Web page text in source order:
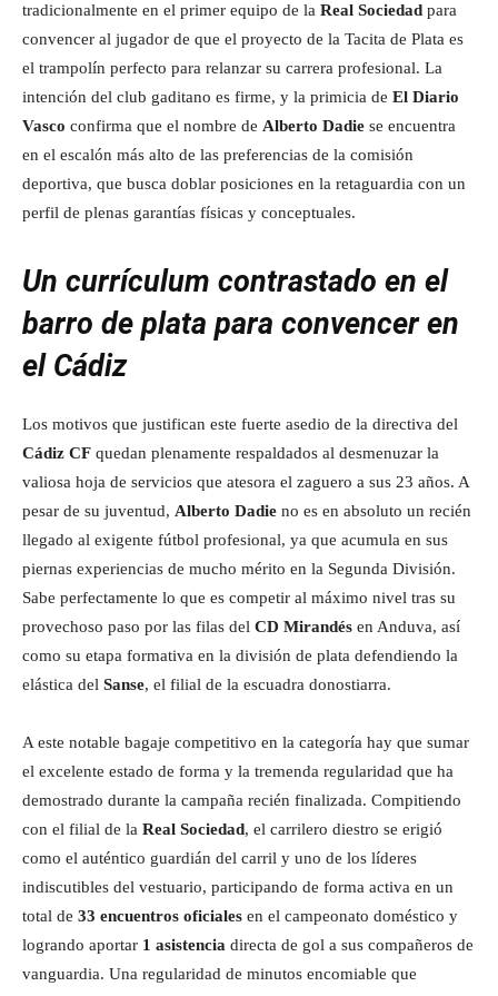
tradicionalmente en el primer equipo de la Real Sociedad para
convencer al jugador de que el proyecto de la Tacita de Plata es
el trampolín perfecto para relanzar su carrera profesional. La
intención del club gaditano es firme, y la primicia de El Diario
Vasco confirma que el nombre de Alberto Dadie se encuentra
en el escalón más alto de las preferencias de la comisión
deportiva, que busca doblar posiciones en la retaguardia con un
perfil de plenas garantías físicas y conceptuales.
Un currículum contrastado en el
barro de plata para convencer en
el Cádiz
Los motivos que justifican este fuerte asedio de la directiva del
Cádiz CF quedan plenamente respaldados al desmenuzar la
valiosa hoja de servicios que atesora el zaguero a sus 23 años. A
pesar de su juventud, Alberto Dadie no es en absoluto un recién
llegado al exigente fútbol profesional, ya que acumula en sus
piernas experiencias de mucho mérito en la Segunda División.
Sabe perfectamente lo que es competir al máximo nivel tras su
provechoso paso por las filas del CD Mirandés en Anduva, así
como su etapa formativa en la división de plata defendiendo la
elástica del Sanse, el filial de la escuadra donostiarra.
A este notable bagaje competitivo en la categoría hay que sumar
el excelente estado de forma y la tremenda regularidad que ha
demostrado durante la campaña recién finalizada. Compitiendo
con el filial de la Real Sociedad, el carrilero diestro se erigió
como el auténtico guardián del carril y uno de los líderes
indiscutibles del vestuario, participando de forma activa en un
total de 33 encuentros oficiales en el campeonato doméstico y
logrando aportar 1 asistencia directa de gol a sus compañeros de
vanguardia. Una regularidad de minutos encomiable que